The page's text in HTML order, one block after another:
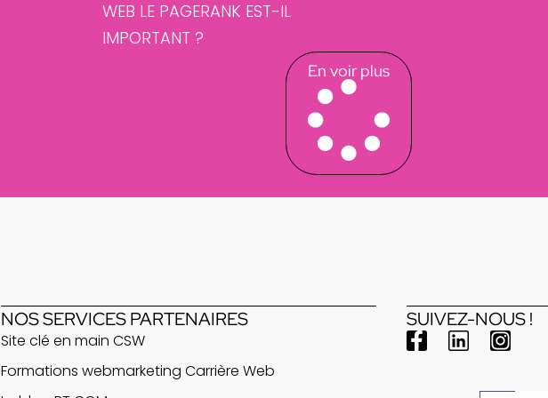
WEB LE PAGERANK EST-IL
IMPORTANT ?
En voir plus
NOS SERVICES PARTENAIRES
Site clé en main CSW
Formations webmarketing Carrière Web
SUIVEZ-NOUS !